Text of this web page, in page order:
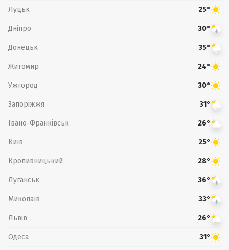
Луцьк 25°
Дніпро 30°
Донецьк 35°
Житомир 24°
Ужгород 30°
Запоріжжя 31°
Івано-Франківськ 26°
Київ 25°
Кропивницький 28°
Луганськ 36°
Миколаїв 33°
Львів 26°
Одеса 31°